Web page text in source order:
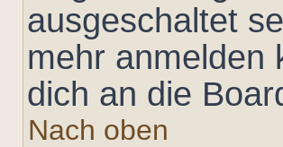
ausgeschaltet
mehr anmelden
dich an die
Nach oben